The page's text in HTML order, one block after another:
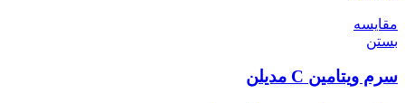
مقایسه
بستن
سرم ویتامین C مدیلن